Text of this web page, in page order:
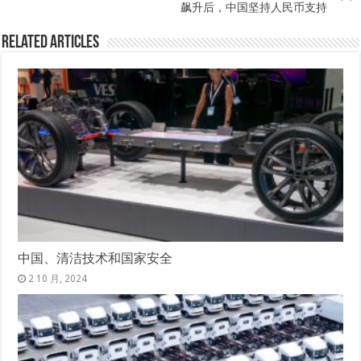
飙升后，中国坚持人民币支持
Related Articles
中国、清洁技术和国家安全
2 10 月, 2024